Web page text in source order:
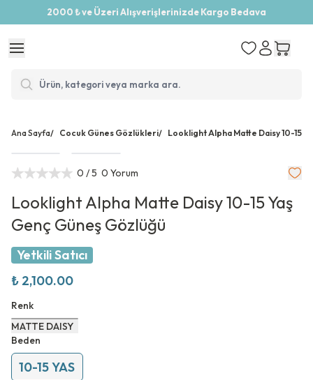
2000 ₺ ve Üzeri Alışverişlerinizde Kargo Bedava
Ana Sayfa/ Cocuk Günes Gözlükleri/ Looklight Alpha Matte Daisy 10-15
0 / 5 0 Yorum
Looklight Alpha Matte Daisy 10-15 Yaş
Genç Güneş Gözlüğü
Yetkili Satıcı
₺ 2,100.00
Renk
MATTE DAISY
Beden
10-15 YAS